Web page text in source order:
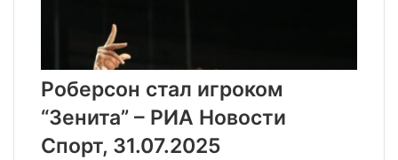
Роберсон стал игроком
“Зенита” – РИА Новости
Спорт, 31.07.2025